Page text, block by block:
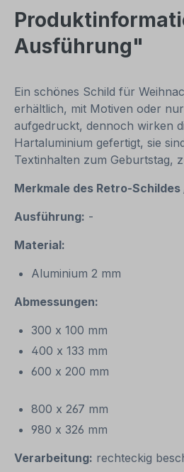
Ausführung"
Ein schönes Schild für
erhältlich, mit Motiven oder
aufgedruckt, dennoch wirken
Hartaluminium gefertigt, sie
Textinhalten zum Geburtstag,
Merkmale des Retro-
Ausführung: -
Material:
Aluminium 2 mm
Abmessungen:
300 x 100 mm
400 x 133 mm
600 x 200 mm
800 x 267 mm
980 x 326 mm
Verarbeitung: rechteckig